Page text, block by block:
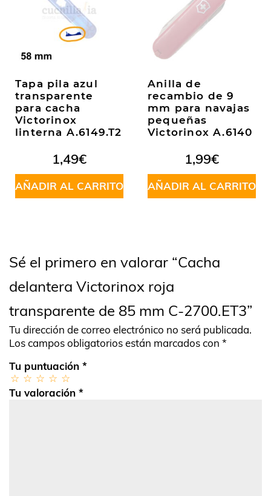
Tapa pila azul
transparente
para cacha
Victorinox
linterna A.6149.T2
1,49€
AÑADIR AL CARRITO
Anilla de
recambio de 9
mm para navajas
pequeñas
Victorinox A.6140
1,99€
AÑADIR AL CARRITO
Sé el primero en valorar “Cacha
delantera Victorinox roja
transparente de 85 mm C-2700.ET3”
Tu dirección de correo electrónico no será publicada.
Los campos obligatorios están marcados con *
Tu puntuación *
Tu valoración *